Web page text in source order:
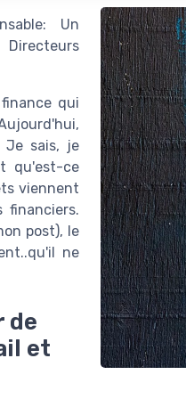
Un
Directeurs
qui
Je sais, je
qu'est-ce
viennent
financiers.
post), le
ne
de
et